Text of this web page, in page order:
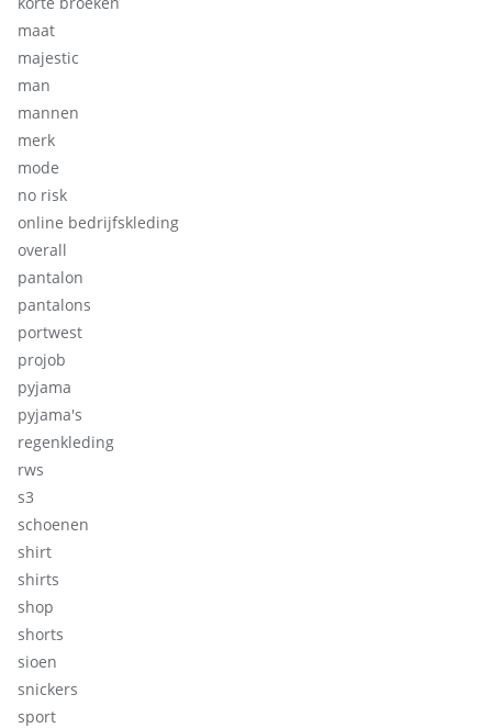
maat
majestic
man
mannen
merk
mode
no risk
online bedrijfskleding
overall
pantalon
pantalons
portwest
projob
pyjama
pyjama's
regenkleding
rws
s3
schoenen
shirt
shirts
shop
shorts
sioen
snickers
sport